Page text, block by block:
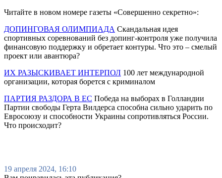
Читайте в новом номере газеты «Совершенно секретно»:
ДОПИНГОВАЯ ОЛИМПИАДА Скандальная идея
спортивных соревнований без допинг-контроля уже получила
финансовую поддержку и обретает контуры. Что это – смелый
проект или авантюра?
ИХ РАЗЫСКИВАЕТ ИНТЕРПОЛ 100 лет международной
организации, которая борется с криминалом
ПАРТИЯ РАЗДОРА В ЕС Победа на выборах в Голландии
Партии свободы Герта Вилдерса способна сильно ударить по
Евросоюзу и способности Украины сопротивляться России.
Что происходит?
19 апреля 2024, 16:10